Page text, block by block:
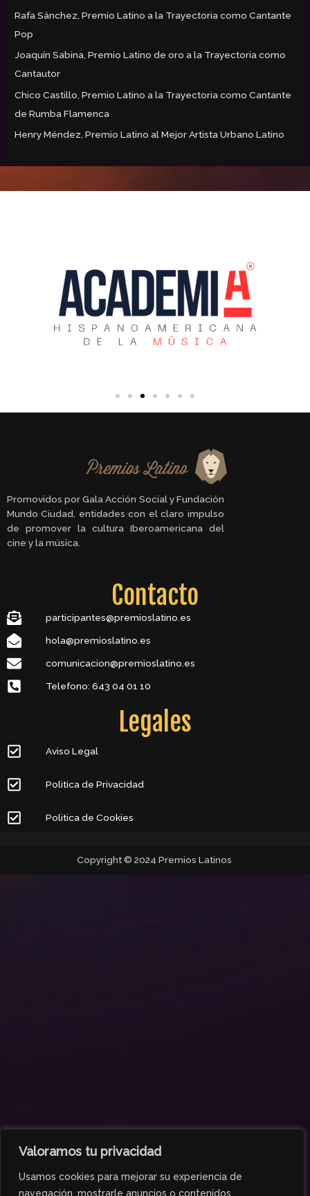
Valoramos tu privacidad
Usamos cookies para mejorar su experiencia de
navegación, mostrarle anuncios o contenidos
Rafa Sánchez, Premio Latino a la Trayectoria como Cantante
Pop
Joaquín Sabina, Premio Latino de oro a la Trayectoria como
Cantautor
Chico Castillo, Premio Latino a la Trayectoria como Cantante
de Rumba Flamenca
Henry Méndez, Premio Latino al Mejor Artista Urbano Latino
Promovidos por Gala Acción Social y Fundación
Mundo Ciudad, entidades con el claro impulso
de promover la cultura Iberoamericana del
cine y la música.
Contacto
participantes@premioslatino.es
hola@premioslatino.es
comunicacion@premioslatino.es
Telefono: 643 04 01 10
Legales
Aviso Legal
Politica de Privacidad
Politica de Cookies
Copyright © 2024 Premios Latinos